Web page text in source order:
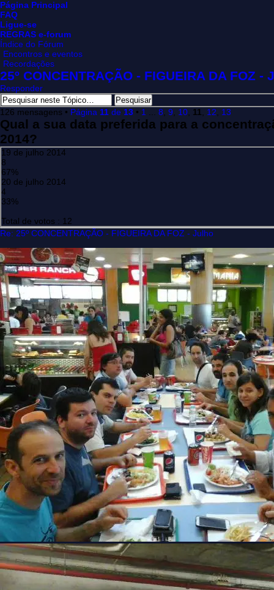
Página Principal
FAQ
Ligue-se
REGRAS e-forum
Índice do Fórum
Encontros e eventos
Recordações
25º CONCENTRAÇÃO - FIGUEIRA DA FOZ -
Responder
126 mensagens • Página 11 de 13 • 1 8 9 10 11 12 13
Qual a sua data preferida para a
2014?
19 de julho 2014
8
67%
20 de julho 2014
4
33%
Total de votos : 12
Re: 25º CONCENTRAÇÃO - FIGUEIRA DA FOZ - Julho